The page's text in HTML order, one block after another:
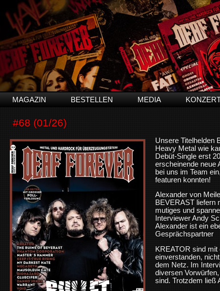
MAGAZIN BESTELLEN MEDIA
#68 (01/26)
Unsere Titelhelden
Heavy Metal wie
Debüt-Single erst
erscheinende neue
bei uns im Team
featuren konnten!
Alexander von
BEVERAST liefern
mutiges und
Interviewer Andy
Alexander ist ein
Gesprächspartner
KREATOR sind mit
einverstanden,
dem Netz. Im
diversen
sind. Trotzdem ließ